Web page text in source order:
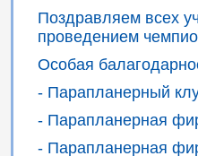
Поздравляем всех
проведением
Особая
- Парапланерный
- Парапланерная
- Парапланерная